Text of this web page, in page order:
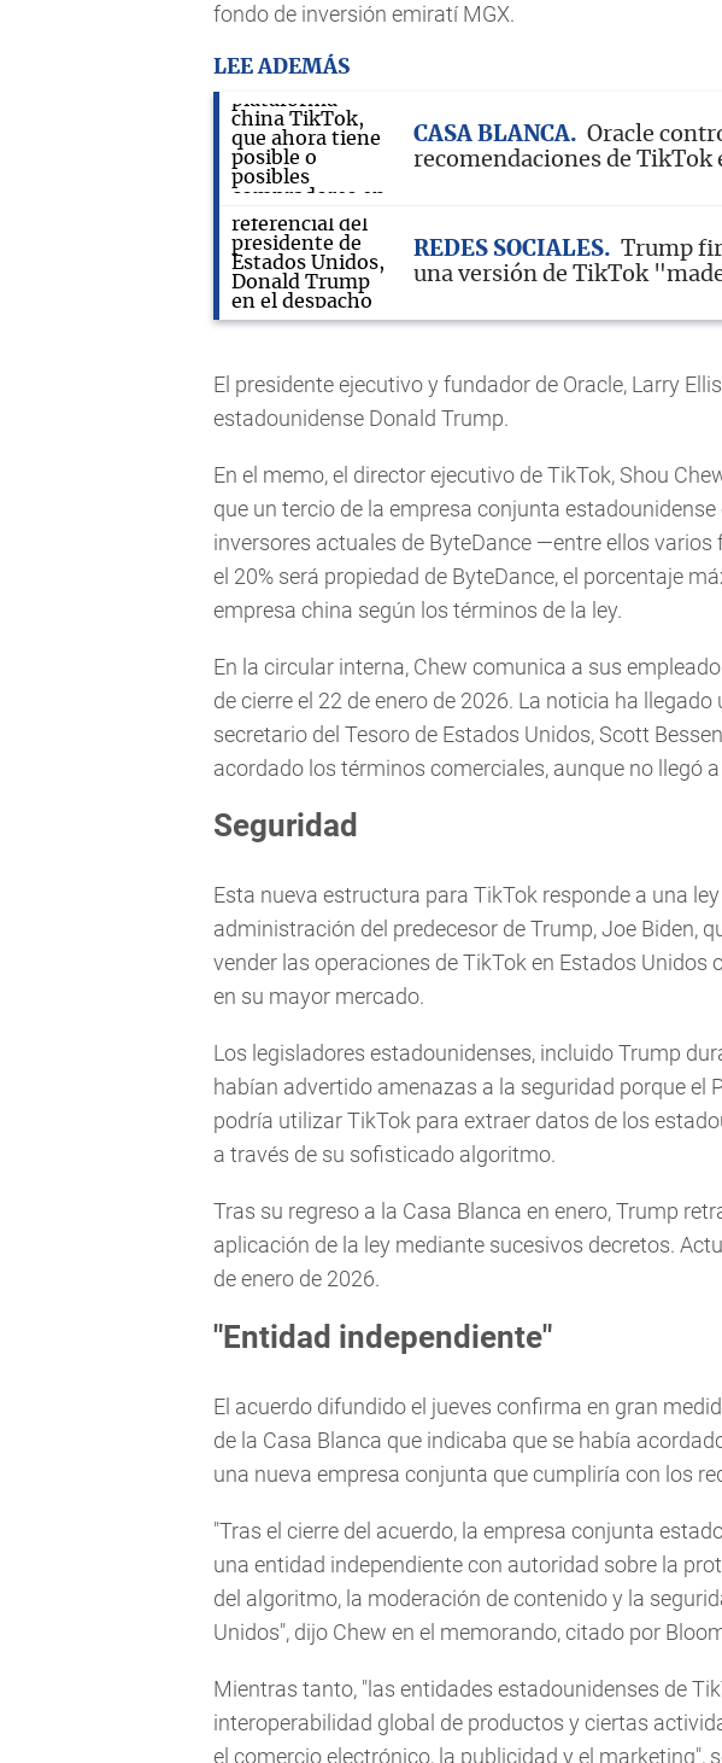
fondo de inversión emiratí MGX.
LEE ADEMÁS
CASA BLANCA
Oracle
recomendaciones de TikTok
REDES SOCIALES
Trump
una versión de TikTok
El presidente ejecutivo y fundador de Oracle, Larry
estadounidense Donald Trump.
En el memo, el director ejecutivo de TikTok, Shou
que un tercio de la empresa conjunta
inversores actuales de ByteDance —entre ellos
el 20% será propiedad de ByteDance, el porcentaje
empresa china según los términos de la ley.
En la circular interna, Chew comunica a sus
de cierre el 22 de enero de 2026. La noticia ha llegado
secretario del Tesoro de Estados Unidos, Scott
acordado los términos comerciales, aunque no llegó
Seguridad
Esta nueva estructura para TikTok responde a una
administración del predecesor de Trump, Joe Biden,
vender las operaciones de TikTok en Estados Unidos
en su mayor mercado.
Los legisladores estadounidenses, incluido Trump
habían advertido amenazas a la seguridad porque el
podría utilizar TikTok para extraer datos de los
a través de su sofisticado algoritmo.
Tras su regreso a la Casa Blanca en enero, Trump
aplicación de la ley mediante sucesivos decretos.
de enero de 2026.
"Entidad independiente"
El acuerdo difundido el jueves confirma en gran
de la Casa Blanca que indicaba que se había
una nueva empresa conjunta que cumpliría con los
"Tras el cierre del acuerdo, la empresa conjunta
una entidad independiente con autoridad sobre la
del algoritmo, la moderación de contenido y la
Unidos", dijo Chew en el memorando, citado por
Mientras tanto, "las entidades estadounidenses de
interoperabilidad global de productos y ciertas
el comercio electrónico, la publicidad y el marketing",